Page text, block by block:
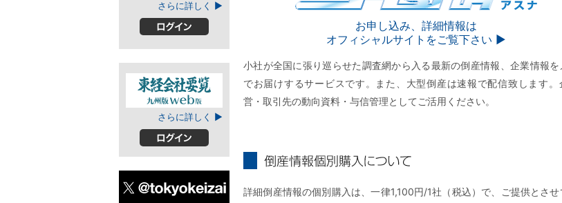
お申し込み、詳細情報は
オフィシャルサイトをご覧下さい ▶︎
小社が全国に張り巡らせた調査網から入る最新の倒産情報、企業情報を
でお届けするサービスです。また、大型倒産は速報で配信致します。
営・取引先の動向資料・与信管理としてご活用ください。
詳細倒産情報の個別購入は、一律1,100円/1社（税込）で、ご提供とさせ
TOKEIマイページ
さらに詳しく ▶
東経会社要覧web
さらに詳しく ▶
ログイン